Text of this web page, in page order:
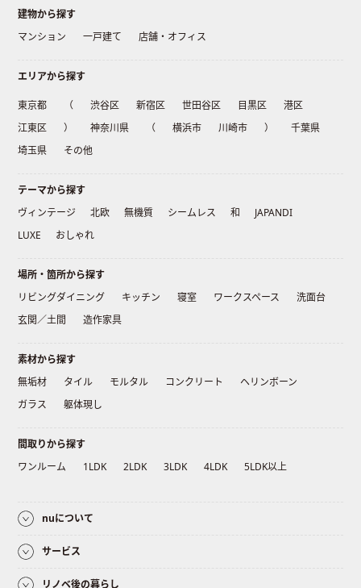
建物から探す
マンション
一戸建て 店舗・オフィス
エリアから探す
東京都 （ 渋谷区 新宿区 世田谷区 目黒区
港区
江東区
） 神奈川県 （ 横浜市 川崎市 ）
千葉県
埼玉県
その他
テーマから探す
ヴィンテージ
北欧 無機質 シームレス 和
JAPANDI
LUXE
おしゃれ
場所・箇所から探す
リビングダイニング
キッチン 寝室 ワークスペース
洗面台
玄関／土間
造作家具
素材から探す
無垢材
タイル モルタル コンクリート
ヘリンボーン
ガラス
躯体現し
間取りから探す
ワンルーム
1LDK 2LDK 3LDK 4LDK 5LDK以上
nuについて
サービス
リノベ後の暮らし